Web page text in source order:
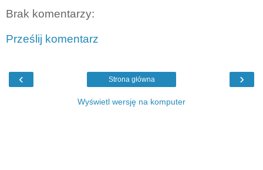
Brak komentarzy:
Prześlij komentarz
‹ ›
Strona główna
Wyświetl wersję na komputer